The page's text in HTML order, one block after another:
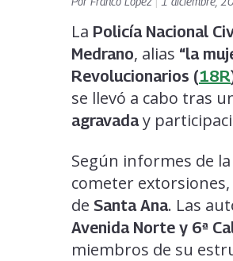
La Policía Nacional
Medrano, alias “la
Revolucionarios (18R
se llevó a cabo tras
agravaday
Según informes de la
cometer
de Santa Ana. Las
Avenida Norte y 6ª
miembros de su